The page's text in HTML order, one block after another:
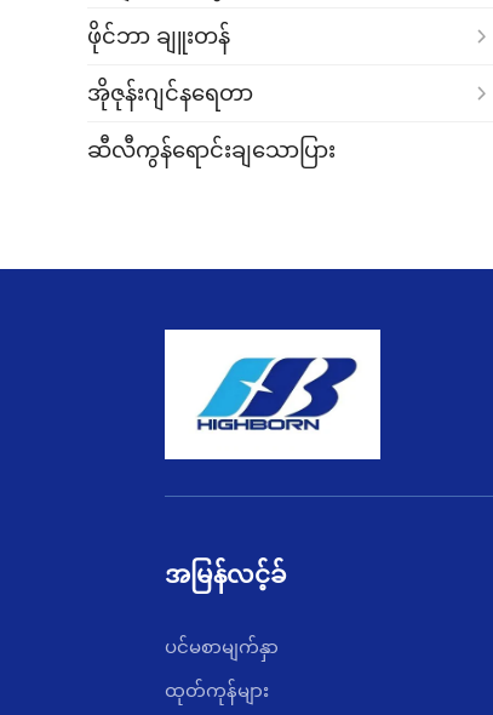
ဖိုင်ဘာ ချူးတန်
အိုဇုန်းဂျင်နရေတာ
ဆီလီကွန်ရောင်းချသောပြား
အမြန်လင့်ခ်
ပင်မစာမျက်နှာ
ထုတ်ကုန်များ